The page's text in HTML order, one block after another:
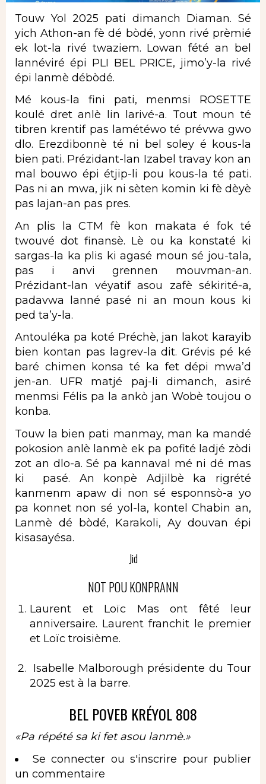
Touw Yol 2025 pati dimanch Diaman. Sé
yich Athon-an fè dé bòdé, yonn rivé prèmié
ek lot-la rivé twaziem. Lowan fété an bel
lannéviré épi PLI BEL PRICE, jimo’y-la rivé
épi lanmè débòdé.
Mé kous-la fini pati, menmsi ROSETTE
koulé dret anlè lin larivé-a. Tout moun té
tibren krentif pas lamétéwo té prévwa gwo
dlo. Erezdibonnè té ni bel soley é kous-la
bien pati. Prézidant-lan Izabel travay kon an
mal bouwo épi étjip-li pou kous-la té pati.
Pas ni an mwa, jik ni sèten komin ki fè dèyè
pas lajan-an pas pres.
An plis la CTM fè kon makata é fok té
twouvé dot finansè. Lè ou ka konstaté ki
sargas-la ka plis ki agasé moun sé jou-tala,
pas i anvi grennen mouvman-an.
Prézidant-lan véyatif asou zafè sékirité-a,
padavwa lanné pasé ni an moun kous ki
ped ta’y-la.
Antouléka pa koté Préchè, jan lakot karayib
bien kontan pas lagrev-la dit. Grévis pé ké
baré chimen konsa té ka fet dépi mwa’d
jen-an. UFR matjé paj-li dimanch, asiré
menmsi Félis pa la ankò jan Wobè toujou o
konba.
Touw la bien pati manmay, man ka mandé
pokosion anlè lanmè ek pa pofité ladjé zòdi
zot an dlo-a. Sé pa kannaval mé ni dé mas
ki pasé. An konpè Adjilbè ka rigrété
kanmenm apaw di non sé esponnsò-a yo
pa konnet non sé yol-la, kontel Chabin an,
Lanmè dé bòdé, Karakoli, Ay douvan épi
kisasayésa.
Jid
NOT POU KONPRANN
Laurent et Loïc Mas ont fêté leur
anniversaire. Laurent franchit le premier
et Loïc troisième.
Isabelle Malborough présidente du Tour
2025 est à la barre.
BEL POVEB KRÉYOL 808
«Pa répété sa ki fet asou lanmè.»
Se connecter ou s'inscrire pour publier
un commentaire